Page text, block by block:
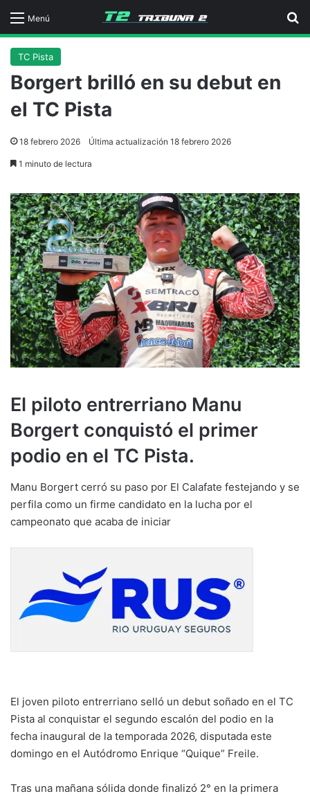
Menú
TC Pista
Borgert brilló en su debut en
el TC Pista
18 febrero 2026 Última actualización 18 febrero 2026
1 minuto de lectura
El piloto entrerriano Manu
Borgert conquistó el primer
podio en el TC Pista.
Manu Borgert cerró su paso por El Calafate festejando y se
perfila como un firme candidato en la lucha por el
campeonato que acaba de iniciar
El joven piloto entrerriano selló un debut soñado en el TC
Pista al conquistar el segundo escalón del podio en la
fecha inaugural de la temporada 2026, disputada este
domingo en el Autódromo Enrique “Quique” Freile.
Tras una mañana sólida donde finalizó 2° en la primera